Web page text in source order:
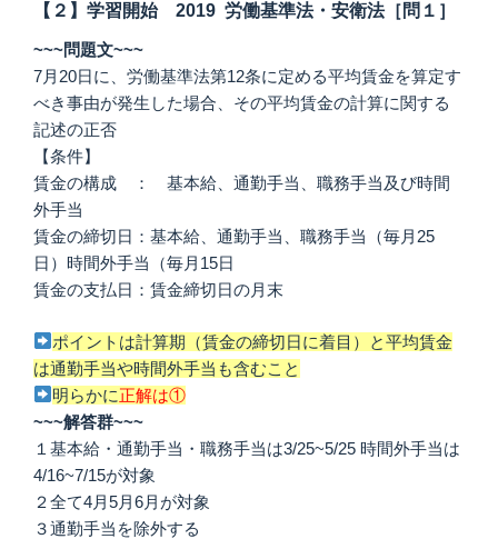
【２】学習開始 2019 労働基準法・安衛法［問１］
~~~問題文~~~
7月20日に、労働基準法第12条に定める平均賃金を算定す
べき事由が発生した場合、その平均賃金の計算に関する
記述の正否
【条件】
賃金の構成 ： 基本給、通勤手当、職務手当及び時間
外手当
賃金の締切日：基本給、通勤手当、職務手当（毎月25
日）時間外手当（毎月15日
賃金の支払日：賃金締切日の月末
ポイントは計算期（賃金の締切日に着目）と平均賃金
は通勤手当や時間外手当も含むこと
明らかに正解は①
~~~解答群~~~
１基本給・通勤手当・職務手当は3/25~5/25 時間外手当は
4/16~7/15が対象
２全て4月5月6月が対象
３通勤手当を除外する